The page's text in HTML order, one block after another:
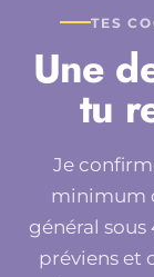
TES
Une
tu
Je
minimum
général sous
préviens et